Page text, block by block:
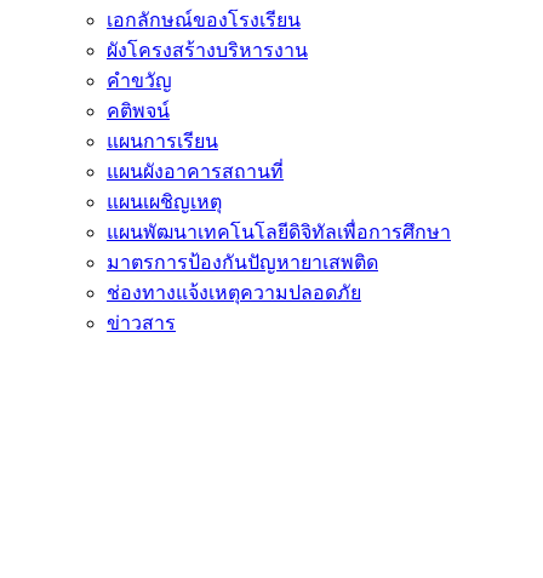
เอกลักษณ์ของโรงเรียน
ผังโครงสร้างบริหารงาน
คำขวัญ
คติพจน์
แผนการเรียน
แผนผังอาคารสถานที่
แผนเผชิญเหตุ
แผนพัฒนาเทคโนโลยีดิจิทัลเพื่อการศึกษา
มาตรการป้องกันปัญหายาเสพติด
ช่องทางแจ้งเหตุความปลอดภัย
ข่าวสาร